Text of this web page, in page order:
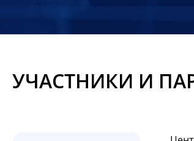
УЧАСТНИКИ И